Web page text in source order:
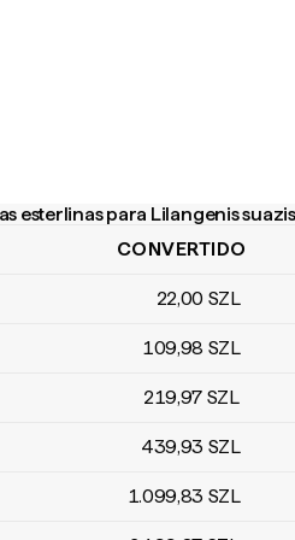
esterlinas para Lilangenis suazis
esterlinas para Lilangenis suazis
CONVERTIDO
22,00 SZL
109,98 SZL
219,97 SZL
439,93 SZL
1.099,83 SZL